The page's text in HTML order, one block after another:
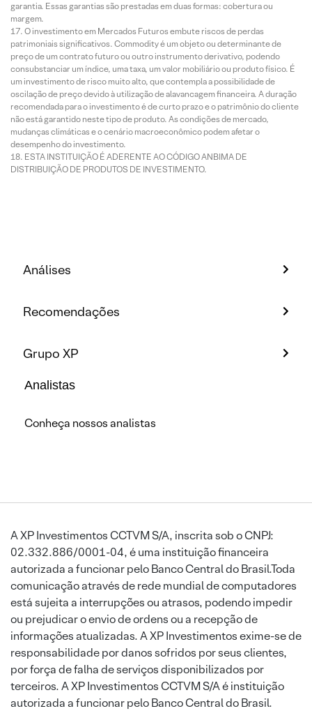
garantia. Essas garantias são prestadas em duas formas: cobertura ou
margem.
O investimento em Mercados Futuros embute riscos de perdas
patrimoniais significativos. Commodity é um objeto ou determinante de
preço de um contrato futuro ou outro instrumento derivativo, podendo
consubstanciar um índice, uma taxa, um valor mobiliário ou produto físico. É
um investimento de risco muito alto, que contempla a possibilidade de
oscilação de preço devido à utilização de alavancagem financeira. A duração
recomendada para o investimento é de curto prazo e o patrimônio do cliente
não está garantido neste tipo de produto. As condições de mercado,
mudanças climáticas e o cenário macroeconômico podem afetar o
desempenho do investimento.
ESTA INSTITUIÇÃO É ADERENTE AO CÓDIGO ANBIMA DE
DISTRIBUIÇÃO DE PRODUTOS DE INVESTIMENTO.
Análises
Recomendações
Grupo XP
Analistas
Conheça nossos analistas
A XP Investimentos CCTVM S/A, inscrita sob o CNPJ:
02.332.886/0001-04, é uma instituição financeira
autorizada a funcionar pelo Banco Central do Brasil.Toda
comunicação através de rede mundial de computadores
está sujeita a interrupções ou atrasos, podendo impedir
ou prejudicar o envio de ordens ou a recepção de
informações atualizadas. A XP Investimentos exime-se de
responsabilidade por danos sofridos por seus clientes,
por força de falha de serviços disponibilizados por
terceiros. A XP Investimentos CCTVM S/A é instituição
autorizada a funcionar pelo Banco Central do Brasil.